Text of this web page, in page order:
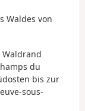
Waldes von
Waldrand
du
bis zur
sous-